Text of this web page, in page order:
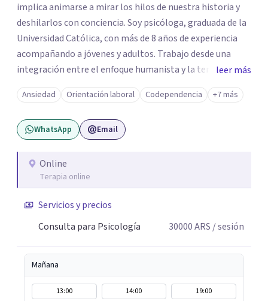
implica animarse a mirar los hilos de nuestra historia y
deshilarlos con conciencia. Soy psicóloga, graduada de la
Universidad Católica, con más de 8 años de experiencia
acompañando a jóvenes y adultos. Trabajo desde una
integración entre el enfoque humanista y la terapia
cognitivo-conductual (TCC), combinando una escucha
profunda, empática y sin juicios, con herramientas con
herramientas psicológicas que ayudan a reconocer
patrones, resignificar experiencias y construir cambios
puedas no solo sentirte escuchado/a, sino también
comprender lo que te pasa, identificar patrones que
afrontarlo.
leer más
Ansiedad Orientación laboral Codependencia +7 más
WhatsApp Email
Online
Terapia online
Servicios y precios
Consulta para Psicología
30000ARS / sesión
Mañana
13:00 14:00 19:00